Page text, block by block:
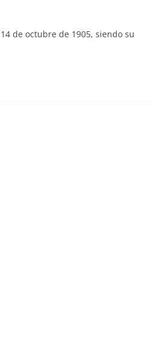
de octubre de 1905, siendo su